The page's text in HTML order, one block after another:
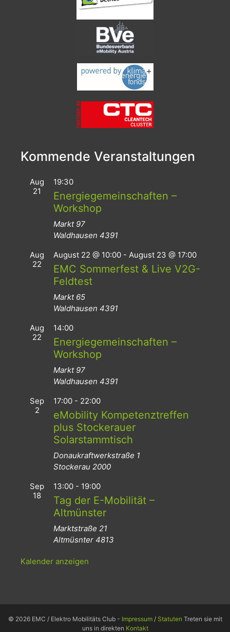
Kommende Veranstaltungen
Aug
21
19:30
Energiegemeinschaften –
Workshop
Markt 97
Waldhausen 4391
Aug
22
August 22 @ 10:00 - August 23 @ 17:00
EMC Sommerfest & Live V2G-
Feldtest
Markt 65
Waldhausen 4391
Aug
22
14:00
Energiegemeinschaften –
Workshop
Markt 97
Waldhausen 4391
Sep
2
17:00 - 22:00
eMobility Kompetenztreffen
plus Stockerauer
Solarstammtisch
Donaukraftwerkstraße 1
Stockerau 2000
Sep
18
13:00 - 19:00
Tag der E-Mobilität –
Altmünster
Marktstraße 21
Altmüsnter 4813
Kalender anzeigen
© 2026 EMC / Elektro Mobilitäts Club - Impressum/ Statuten Treten sie mit
uns in direkten Kontakt